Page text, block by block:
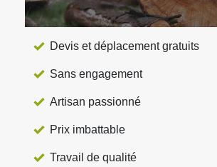
Devis et déplacement gratuits
Sans engagement
Artisan passionné
Prix imbattable
Travail de qualité